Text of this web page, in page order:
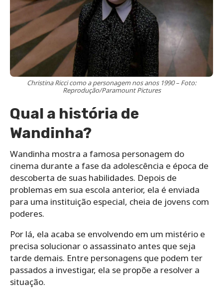
Christina Ricci como a personagem nos anos 1990 – Foto:
Reprodução/Paramount Pictures
Qual a história de
Wandinha?
Wandinha mostra a famosa personagem do
cinema durante a fase da adolescência e época de
descoberta de suas habilidades. Depois de
problemas em sua escola anterior, ela é enviada
para uma instituição especial, cheia de jovens com
poderes.
Por lá, ela acaba se envolvendo em um mistério e
precisa solucionar o assassinato antes que seja
tarde demais. Entre personagens que podem ter
passados a investigar, ela se propõe a resolver a
situação.